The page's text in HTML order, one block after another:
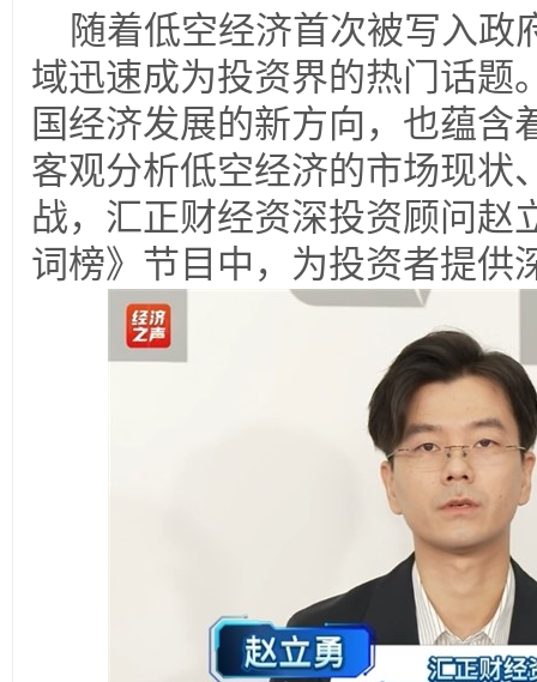
随着低空经济首次被写入政
域迅速成为投资界的热门话题
国经济发展的新方向，也蕴含
客观分析低空经济的市场现状
战，汇正财经资深投资顾问赵
词榜》节目中，为投资者提供